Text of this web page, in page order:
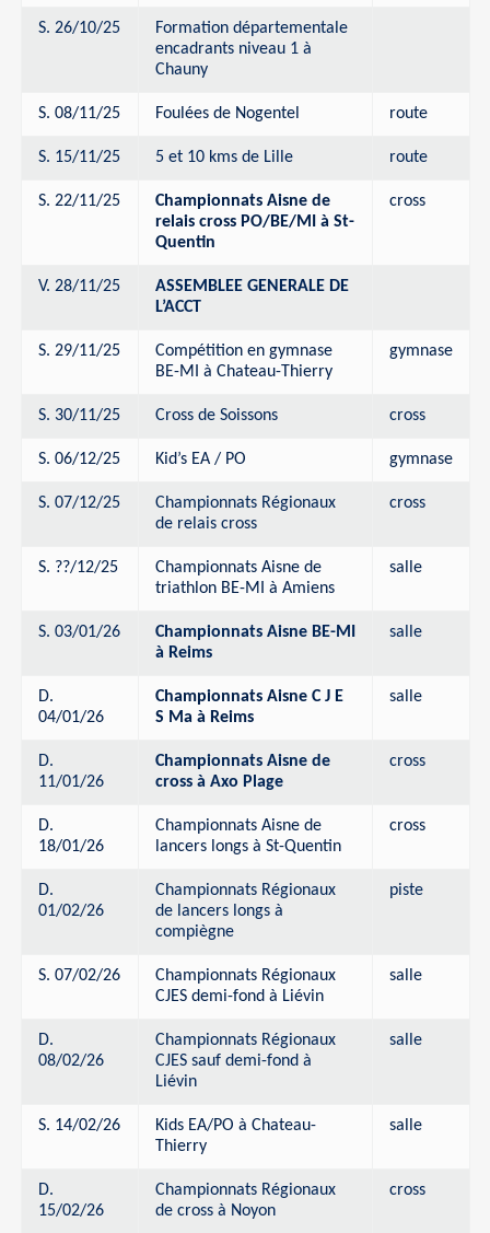
S. 26/10/25
Formation départementale
encadrants niveau 1 à
Chauny
S. 08/11/25 Foulées de Nogentel route
S. 15/11/25 5 et 10 kms de Lille route
S. 22/11/25
Championnats Aisne de
relais cross PO/BE/MI à St-
Quentin
cross
V. 28/11/25
ASSEMBLEE GENERALE DE
L’ACCT
S. 29/11/25
Compétition en gymnase
BE-MI à Chateau-Thierry
gymnase
S. 30/11/25 Cross de Soissons cross
S. 06/12/25 Kid’s EA / PO gymnase
S. 07/12/25
Championnats Régionaux
de relais cross
cross
S. ??/12/25
Championnats Aisne de
triathlon BE-MI à Amiens
salle
S. 03/01/26
Championnats Aisne BE-MI
à Reims
salle
D.
04/01/26
Championnats Aisne C J E
S Ma à Reims
salle
D.
11/01/26
Championnats Aisne de
cross à Axo Plage
cross
D.
18/01/26
Championnats Aisne de
lancers longs à St-Quentin
cross
D.
01/02/26
Championnats Régionaux
de lancers longs à
compiègne
piste
S. 07/02/26
Championnats Régionaux
CJES demi-fond à Liévin
salle
D.
08/02/26
Championnats Régionaux
CJES sauf demi-fond à
Liévin
salle
S. 14/02/26
Kids EA/PO à Chateau-
Thierry
salle
D.
15/02/26
Championnats Régionaux
de cross à Noyon
cross